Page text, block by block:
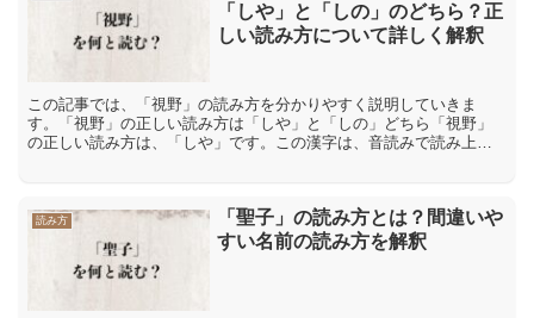
「しや」と「しの」のどちら？正
しい読み方について詳しく解釈
この記事では、「視野」の読み方を分かりやすく説明していきま
す。「視野」の正しい読み方は「しや」と「しの」どちら「視野」
の正しい読み方は、「しや」です。この漢字は、音読みで読み上げ
読み方
「聖子」の読み方とは？間違いや
すい名前の読み方を解釈